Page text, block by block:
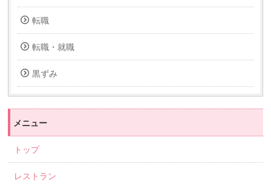
転職
転職・就職
黒ずみ
メニュー
トップ
レストラン